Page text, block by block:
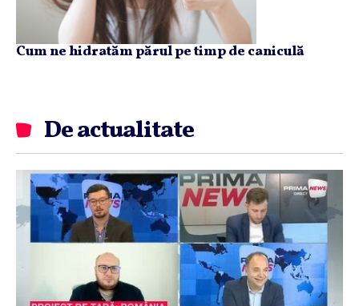
Cum ne hidratăm părul pe timp de caniculă
De actualitate